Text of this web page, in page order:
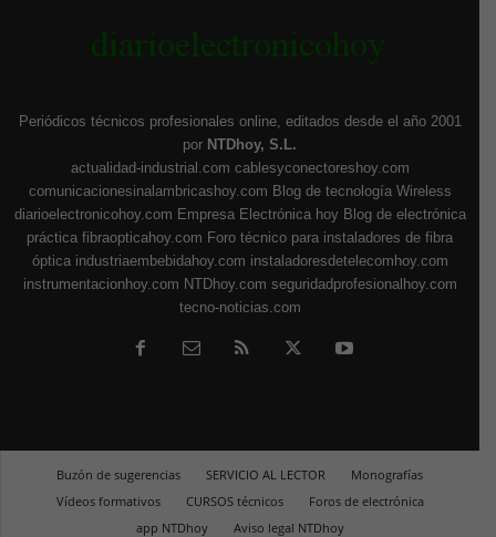
Periódicos técnicos profesionales online, editados desde el año 2001
por NTDhoy, S.L.
actualidad-industrial.com cablesyconectoreshoy.com
comunicacionesinalambricashoy.com Blog de tecnología Wireless
diarioelectronicohoy.com Empresa Electrónica hoy Blog de electrónica
práctica fibraopticahoy.com Foro técnico para instaladores de fibra
óptica industriaembebidahoy.com instaladoresdetelecomhoy.com
instrumentacionhoy.com NTDhoy.com seguridadprofesionalhoy.com
tecno-noticias.com
Buzón de sugerencias SERVICIO AL LECTOR
Monografías
Vídeos formativos
CURSOS técnicos
Foros de electrónica
app NTDhoy
Aviso legal NTDhoy